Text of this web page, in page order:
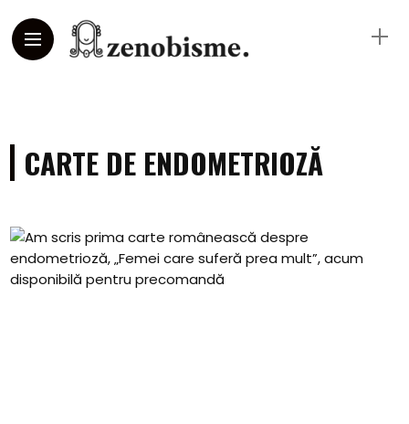
CARTE DE ENDOMETRIOZĂ